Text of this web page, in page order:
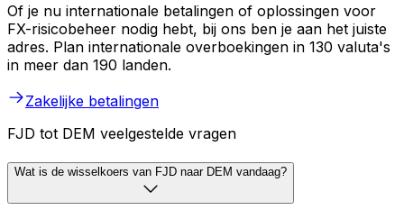
Of je nu internationale betalingen of oplossingen voor
FX-risicobeheer nodig hebt, bij ons ben je aan het juiste
adres. Plan internationale overboekingen in 130 valuta's
in meer dan 190 landen.
Zakelijke betalingen
FJD tot DEM veelgestelde vragen
Wat is de wisselkoers van FJD naar DEM vandaag?